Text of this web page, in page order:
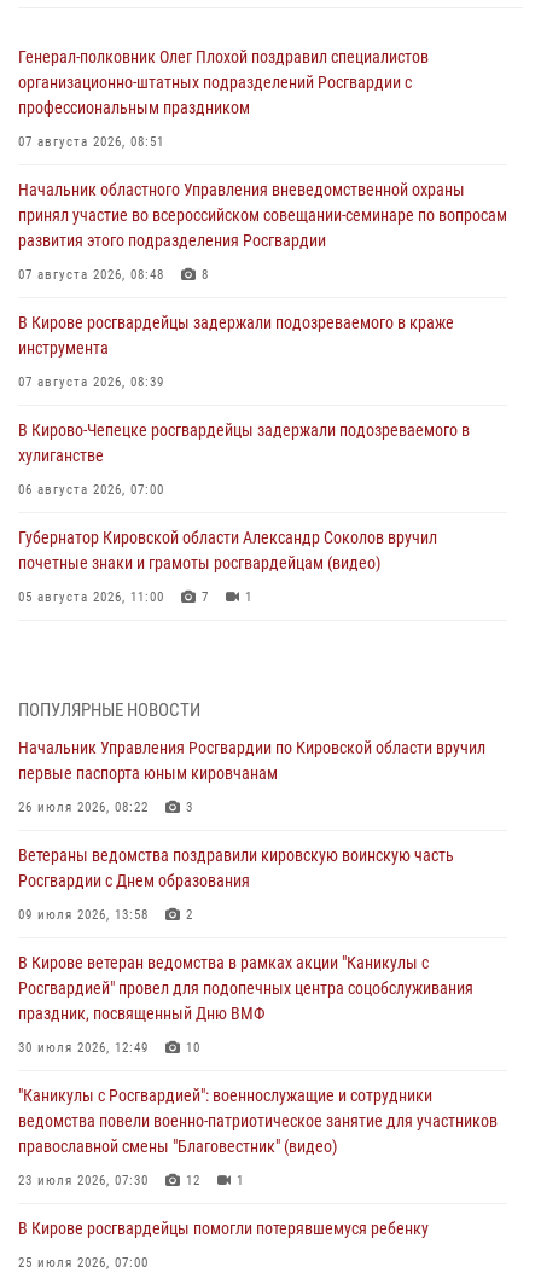
Генерал-полковник Олег Плохой поздравил специалистов
организационно-штатных подразделений Росгвардии с
профессиональным праздником
07 августа 2026, 08:51
Начальник областного Управления вневедомственной охраны
принял участие во всероссийском совещании-семинаре по вопросам
развития этого подразделения Росгвардии
07 августа 2026, 08:48 8
В Кирове росгвардейцы задержали подозреваемого в краже
инструмента
07 августа 2026, 08:39
В Кирово-Чепецке росгвардейцы задержали подозреваемого в
хулиганстве
06 августа 2026, 07:00
Губернатор Кировской области Александр Соколов вручил
почетные знаки и грамоты росгвардейцам (видео)
05 августа 2026, 11:00 7 1
04 августа 2026, 09:30
В Кирове росгвардейцы задержали подозреваемого в грабеже
03 августа 2026, 09:01
митинге в честь Дня воздушно-десантных войск
03 августа 2026, 08:45
магазина
02 августа 2026, 07:00
1 августа – День дежурной службы войск национальной гвардии
01 августа 2026, 09:39
ПОПУЛЯРНЫЕ НОВОСТИ
Начальник Управления Росгвардии по Кировской области вручил
первые паспорта юным кировчанам
26 июля 2026, 08:22 3
Ветераны ведомства поздравили кировскую воинскую часть
Росгвардии с Днем образования
09 июля 2026, 13:58 2
В Кирове ветеран ведомства в рамках акции "Каникулы с
Росгвардией" провел для подопечных центра соцобслуживания
праздник, посвященный Дню ВМФ
30 июля 2026, 12:49 10
"Каникулы с Росгвардией": военнослужащие и сотрудники
ведомства повели военно-патриотическое занятие для участников
православной смены "Благовестник" (видео)
23 июля 2026, 07:30 12 1
В Кирове росгвардейцы помогли потерявшемуся ребенку
25 июля 2026, 07:00